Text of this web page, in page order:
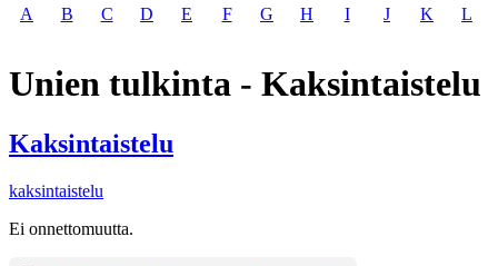
A B C D E F G H I J K L
Unien tulkinta - Kaksintaistelu
Kaksintaistelu
kaksintaistelu
Ei onnettomuutta.